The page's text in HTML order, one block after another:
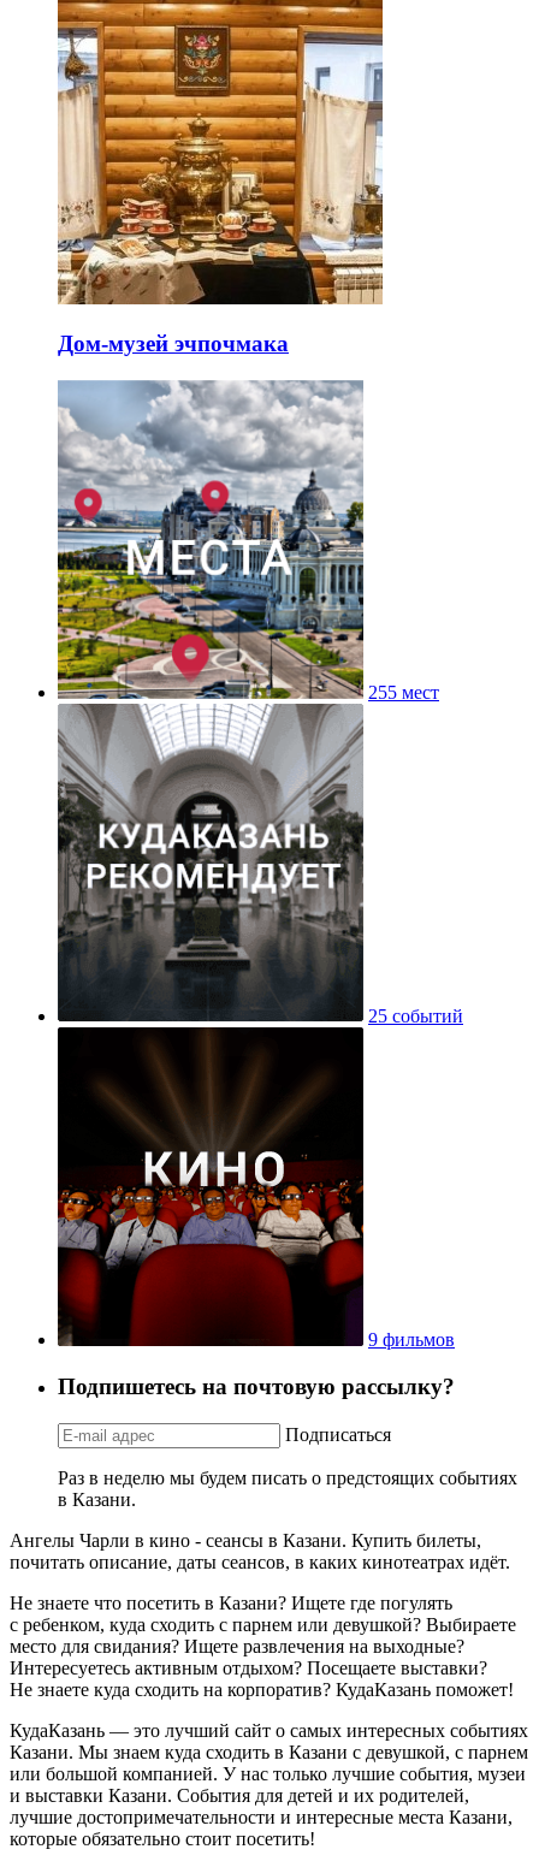
Дом-музей эчпочмака
255 мест
25 событий
9 фильмов
Подпишетесь на почтовую рассылку?
Подписаться
Раз в неделю мы будем писать о предстоящих событиях
в Казани.
Ангелы Чарли в кино - сеансы в Казани. Купить билеты,
почитать описание, даты сеансов, в каких кинотеатрах идёт.
Не знаете что посетить в Казани? Ищете где погулять
с ребенком, куда сходить с парнем или девушкой? Выбираете
место для свидания? Ищете развлечения на выходные?
Интересуетесь активным отдыхом? Посещаете выставки?
Не знаете куда сходить на корпоратив? КудаКазань поможет!
КудаКазань — это лучший сайт о самых интересных событиях
Казани. Мы знаем куда сходить в Казани с девушкой, с парнем
или большой компанией. У нас только лучшие события, музеи
и выставки Казани. События для детей и их родителей,
лучшие достопримечательности и интересные места Казани,
которые обязательно стоит посетить!